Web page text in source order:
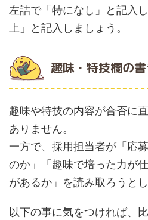
左詰で「特になし」と記入
上」と記入しましょう。
趣味・特技欄の
趣味や特技の内容が合否に
ありません。
一方で、採用担当者が「応
のか」「趣味で培った力が
があるか」を読み取ろうと
以下の事に気をつければ、